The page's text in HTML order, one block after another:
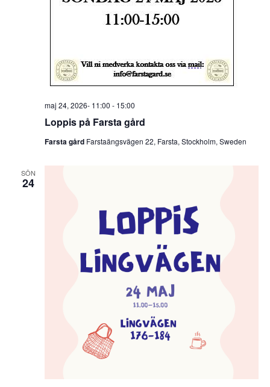
Loppis på Farsta gård
maj 24, 2026- 11:00 - 15:00
Farsta gård Farstaängsvägen 22, Farsta, Stockholm, Sweden
SÖN
24